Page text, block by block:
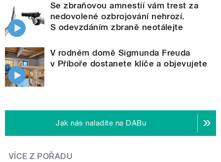
Se zbraňovou amnestií vám trest za
nedovolené ozbrojování nehrozí.
S odevzdáním zbraně neotálejte
V rodném domě Sigmunda Freuda
v Příboře dostanete klíče a objevujete
Jak nás naladíte na DABu
VÍCE Z POŘADU